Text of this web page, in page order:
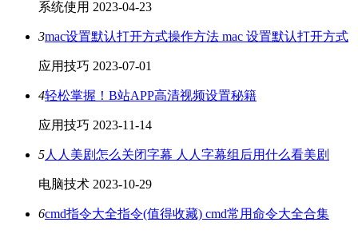
系统使用 2023-04-23
3mac设置默认打开方式操作方法 mac 设置默认打开方式
应用技巧 2023-07-01
4轻松掌握！B站APP高清视频设置秘籍
应用技巧 2023-11-14
5人人美剧怎么关闭字幕 人人字幕组后用什么看美剧
电脑技术 2023-10-29
6cmd指令大全指令(值得收藏) cmd常用命令大全合集